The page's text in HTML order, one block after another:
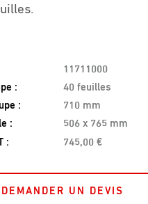
11711000
:
40 feuilles
:
710 mm
:
506 x 765 mm
:
745,00 €
DEMANDER UN DEVIS